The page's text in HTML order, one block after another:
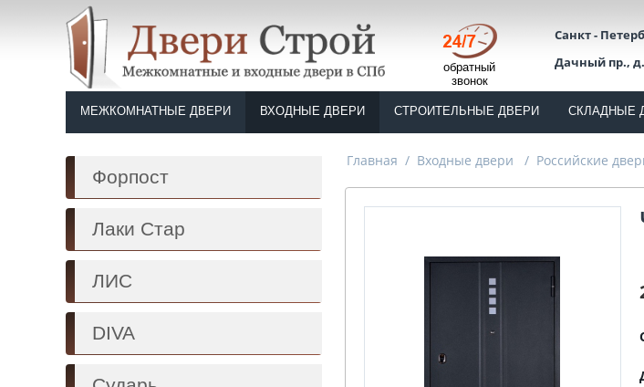
обратный
звонок
Санкт -
Дачный пр., д.
МЕЖКОМНАТНЫЕ ДВЕРИ ВХОДНЫЕ ДВЕРИ СТРОИТЕЛЬНЫЕ ДВЕРИ СКЛАДНЫЕ
Форпост
Лаки Стар
ЛИС
DIVA
Главная / Входные двери / Российские